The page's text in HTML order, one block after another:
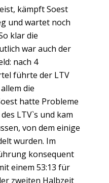
kämpft Soest
und wartet noch
klar die
war auch der
nach 4
führte der LTV
die
hatte Probleme
LTV`s und kam
von dem einige
wurden. Im
konsequent
einem 53:13 für
zweiten Halbzeit